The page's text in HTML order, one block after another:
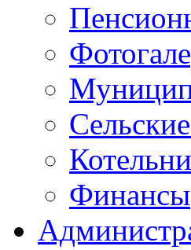
Финансы